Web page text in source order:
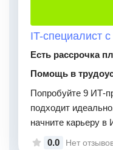
IT-специалист
Есть рассрочка
Помощь в
Попробуйте 9 ИТ-
подходит
начните карьеру в
0.0
Нет